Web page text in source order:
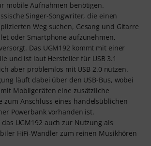
mobile Aufnahmen benötigen.
Singer-Songwriter, die einen
Weg suchen, Gesang und Gitarre
oder Smartphone aufzunehmen,
Das UGM192 kommt mit einer
und ist laut Hersteller für USB 3.1
aber problemlos mit USB 2.0 nutzen.
läuft dabei über den USB-Bus, wobei
Mobilgeräten eine zusätzliche
zum Anschluss eines handelsüblichen
Powerbank vorhanden ist.
UGM192 auch zur Nutzung als
HiFi-Wandler zum reinen Musikhören